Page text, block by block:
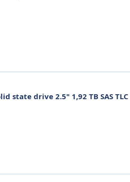
state drive 2.5" 1,92 TB SAS TLC